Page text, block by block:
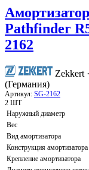
Pathfinder
2162
Zekkert
(Германия)
Артикул: SG-2162
2 ШТ
Наружный диаметр
Вес
Вид амортизатора
Конструкция амортизатора
Крепление амортизатора